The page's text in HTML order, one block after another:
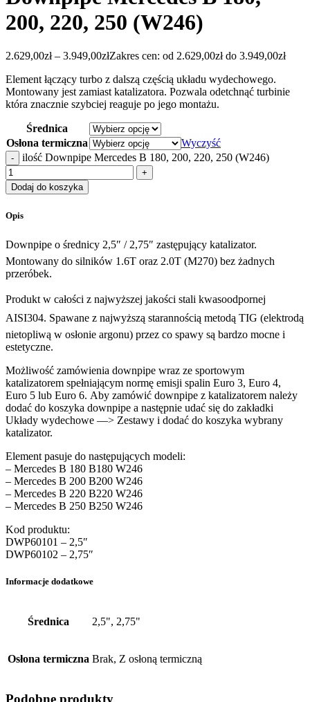
200, 220, 250 (W246)
2.629,00zł – 3.949,00złZakres cen: od 2.629,00zł do 3.949,00zł
Element łączący turbo z dalszą częścią układu wydechowego.
Montowany jest zamiast katalizatora. Pozwala odetchnąć turbinie
która znacznie szybciej reaguje po jego montażu.
Średnica
Osłona termiczna
Wyczyść
ilość Downpipe Mercedes B 180, 200, 220, 250 (W246)
Dodaj do koszyka
Opis
Downpipe o średnicy 2,5″ / 2,75″ zastępujący katalizator.
Montowany do silników 1.6T oraz 2.0T (M270) bez żadnych
przeróbek.
Produkt w całości z najwyższej jakości stali kwasoodpornej
AISI304. Spawane z najwyższą starannością metodą TIG (elektrodą
nietopliwą w osłonie argonu) przez co spawy są bardzo mocne i
estetyczne.
Możliwość zamówienia downpipe wraz ze sportowym
katalizatorem spełniającym normę emisji spalin Euro 3, Euro 4,
Euro 5 lub Euro 6. Aby zamówić downpipe z katalizatorem należy
dodać do koszyka downpipe a następnie udać się do zakładki
Układy wydechowe —> Zestawy i dodać do koszyka wybrany
katalizator.
Element pasuje do następujących modeli:
– Mercedes B 180 B180 W246
– Mercedes B 200 B200 W246
– Mercedes B 220 B220 W246
– Mercedes B 250 B250 W246
Kod produktu:
DWP60101 – 2,5″
DWP60102 – 2,75″
Informacje dodatkowe
Średnica 2,5", 2,75"
Osłona termiczna Brak, Z osłoną termiczną
Podobne produkty